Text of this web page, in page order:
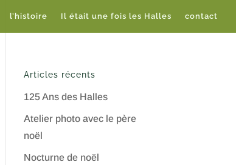
l’histoire Il était une fois les Halles contact
Articles récents
125 Ans des Halles
Atelier photo avec le père
noël
Nocturne de noël